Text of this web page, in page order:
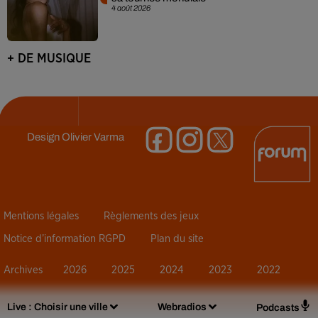
Live : Choisir une ville Webradios Podcasts
4 août 2026
+ DE MUSIQUE
DesignOlivier Varma
Mentions légales Règlements des jeux
Notice d’information RGPD Plan du site
Archives 2026 2025 2024 2023 2022